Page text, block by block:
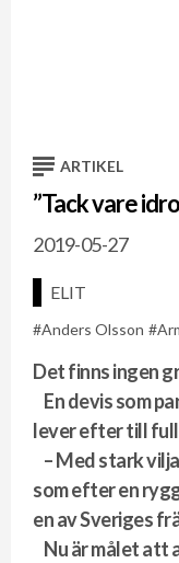
ARTIKEL
”Tack vare
2019-05-27
ELIT
Anders Olsson
Det finns ingen
En devis som
lever efter till
– Med stark
som efter en
en av Sveriges
Nu är målet att